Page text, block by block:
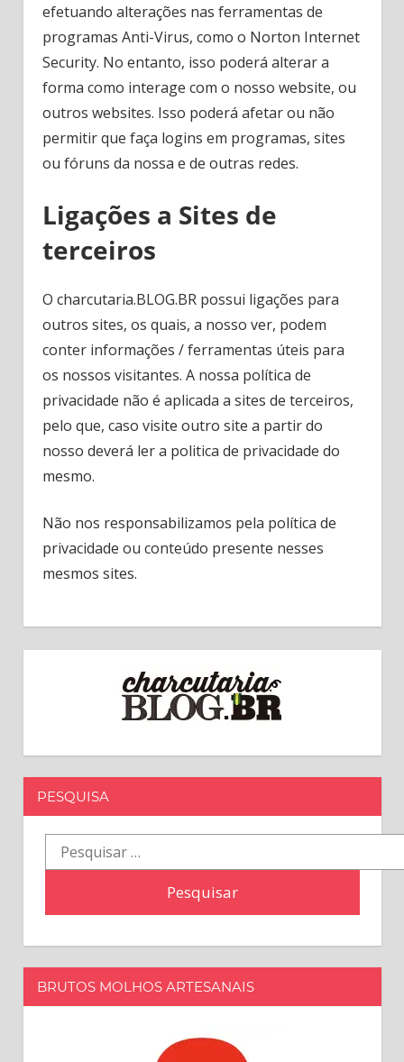
efetuando alterações nas ferramentas de
programas Anti-Virus, como o Norton Internet
Security. No entanto, isso poderá alterar a
forma como interage com o nosso website, ou
outros websites. Isso poderá afetar ou não
permitir que faça logins em programas, sites
ou fóruns da nossa e de outras redes.
Ligações a Sites de
terceiros
O charcutaria.BLOG.BR possui ligações para
outros sites, os quais, a nosso ver, podem
conter informações / ferramentas úteis para
os nossos visitantes. A nossa política de
privacidade não é aplicada a sites de terceiros,
pelo que, caso visite outro site a partir do
nosso deverá ler a politica de privacidade do
mesmo.
Não nos responsabilizamos pela política de
privacidade ou conteúdo presente nesses
mesmos sites.
PESQUISA
Pesquisar
por:
BRUTOS MOLHOS ARTESANAIS